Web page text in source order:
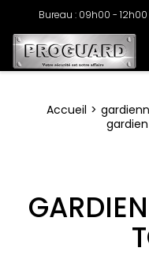
Bureau : 09h00 -
Accueil